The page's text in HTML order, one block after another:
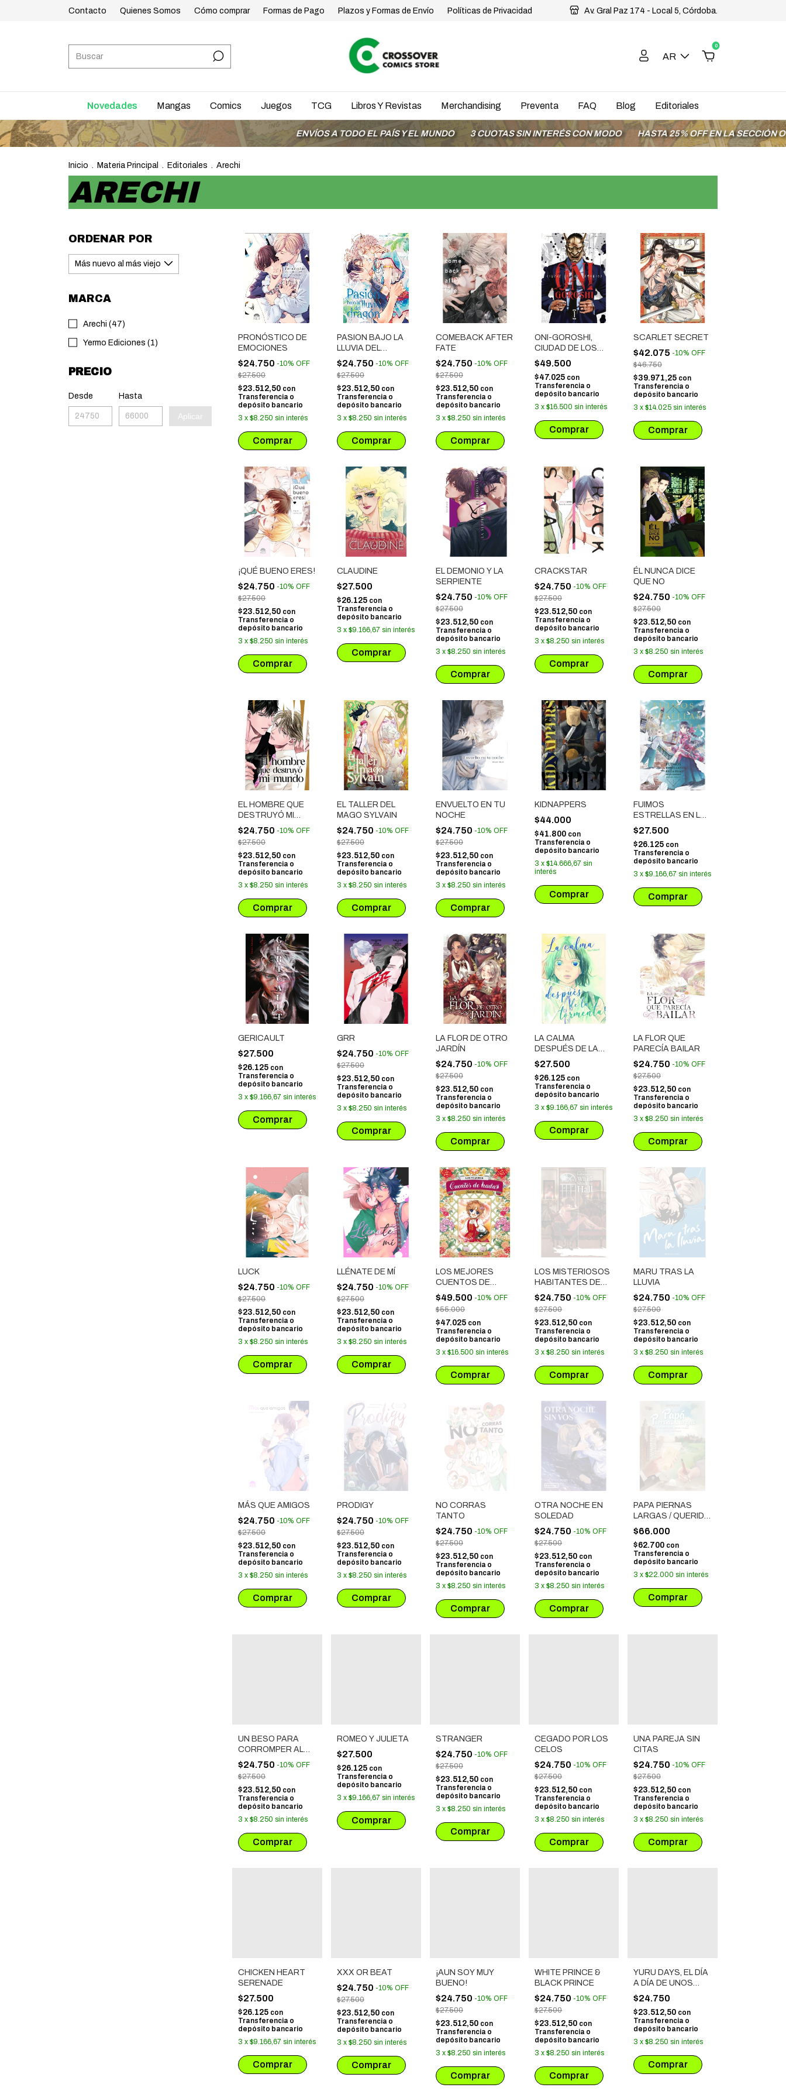
Contacto Quienes Somos Cómo comprar Formas de Pago Plazos y Formas de Envío Políticas de Privacidad Av. Gral Paz 174 - Local 5, Córdoba.
AR
0
Novedades Mangas Comics Juegos TCG Libros Y Revistas Merchandising Preventa FAQ Blog Editoriales
ENVÍOS A TODO EL PAÍS Y EL MUNDO 3 CUOTAS SIN INTERÉS CON MODO HASTA 25% OFF EN LA SECCIÓN OFERTAS
Inicio . Materia Principal . Editoriales . Arechi
ARECHI
ORDENAR POR
MARCA
Arechi (47)
Yermo Ediciones (1)
PRECIO
Desde Hasta
Aplicar
PRONÓSTICO DE
EMOCIONES
$24.750 -10% OFF
$27.500
$23.512,50 con
Transferencia o
depósito bancario
3 x $8.250 sin interés
PASION BAJO LA
LLUVIA DEL
DRAGON
$24.750 -10% OFF
$27.500
$23.512,50 con
Transferencia o
depósito bancario
3 x $8.250 sin interés
COMEBACK AFTER
FATE
$24.750 -10% OFF
$27.500
$23.512,50 con
Transferencia o
depósito bancario
3 x $8.250 sin interés
ONI-GOROSHI,
CIUDAD DE LOS
DEMONIOS # 01
$49.500
$47.025 con
Transferencia o
depósito bancario
3 x $16.500 sin interés
SCARLET SECRET
$42.075 -10% OFF
$46.750
$39.971,25 con
Transferencia o
depósito bancario
3 x $14.025 sin interés
¡QUÉ BUENO ERES!
$24.750 -10% OFF
$27.500
$23.512,50 con
Transferencia o
depósito bancario
3 x $8.250 sin interés
CLAUDINE
$27.500
$26.125 con
Transferencia o
depósito bancario
3 x $9.166,67 sin interés
EL DEMONIO Y LA
SERPIENTE
$24.750 -10% OFF
$27.500
$23.512,50 con
Transferencia o
depósito bancario
3 x $8.250 sin interés
CRACKSTAR
$24.750 -10% OFF
$27.500
$23.512,50 con
Transferencia o
depósito bancario
3 x $8.250 sin interés
ÉL NUNCA DICE
QUE NO
$24.750 -10% OFF
$27.500
$23.512,50 con
Transferencia o
depósito bancario
3 x $8.250 sin interés
EL HOMBRE QUE
DESTRUYÓ MI
MUNDO
$24.750 -10% OFF
$27.500
$23.512,50 con
Transferencia o
depósito bancario
3 x $8.250 sin interés
EL TALLER DEL
MAGO SYLVAIN
$24.750 -10% OFF
$27.500
$23.512,50 con
Transferencia o
depósito bancario
3 x $8.250 sin interés
ENVUELTO EN TU
NOCHE
$24.750 -10% OFF
$27.500
$23.512,50 con
Transferencia o
depósito bancario
3 x $8.250 sin interés
KIDNAPPERS
$44.000
$41.800 con
Transferencia o
depósito bancario
3 x $14.666,67 sin
interés
FUIMOS
ESTRELLAS EN LA
ISLA DE LOS
VAMPIROS
$27.500
$26.125 con
Transferencia o
depósito bancario
3 x $9.166,67 sin interés
GERICAULT
$27.500
$26.125 con
Transferencia o
depósito bancario
3 x $9.166,67 sin interés
GRR
$24.750 -10% OFF
$27.500
$23.512,50 con
Transferencia o
depósito bancario
3 x $8.250 sin interés
LA FLOR DE OTRO
JARDÍN
$24.750 -10% OFF
$27.500
$23.512,50 con
Transferencia o
depósito bancario
3 x $8.250 sin interés
LA CALMA
DESPUÉS DE LA
TORMENTA
$27.500
$26.125 con
Transferencia o
depósito bancario
3 x $9.166,67 sin interés
LA FLOR QUE
PARECÍA BAILAR
$24.750 -10% OFF
$27.500
$23.512,50 con
Transferencia o
depósito bancario
3 x $8.250 sin interés
LUCK
$24.750 -10% OFF
$27.500
$23.512,50 con
Transferencia o
depósito bancario
3 x $8.250 sin interés
LLÉNATE DE MÍ
$24.750 -10% OFF
$27.500
$23.512,50 con
Transferencia o
depósito bancario
3 x $8.250 sin interés
LOS MEJORES
CUENTOS DE
HADAS
$49.500 -10% OFF
$55.000
$47.025 con
Transferencia o
depósito bancario
3 x $16.500 sin interés
LOS MISTERIOSOS
HABITANTES DE
WHITE SHADOW
HALL
$24.750 -10% OFF
$27.500
$23.512,50 con
Transferencia o
depósito bancario
3 x $8.250 sin interés
MARU TRAS LA
LLUVIA
$24.750 -10% OFF
$27.500
$23.512,50 con
Transferencia o
depósito bancario
3 x $8.250 sin interés
MÁS QUE AMIGOS
$24.750 -10% OFF
$27.500
$23.512,50 con
Transferencia o
depósito bancario
3 x $8.250 sin interés
PRODIGY
$24.750 -10% OFF
$27.500
$23.512,50 con
Transferencia o
depósito bancario
3 x $8.250 sin interés
NO CORRAS
TANTO
$24.750 -10% OFF
$27.500
$23.512,50 con
Transferencia o
depósito bancario
3 x $8.250 sin interés
OTRA NOCHE EN
SOLEDAD
$24.750 -10% OFF
$27.500
$23.512,50 con
Transferencia o
depósito bancario
3 x $8.250 sin interés
PAPA PIERNAS
LARGAS / QUERIDO
ENEMIGO
$66.000
$62.700 con
Transferencia o
depósito bancario
3 x $22.000 sin interés
UN BESO PARA
CORROMPER AL
INOCENTE
$24.750 -10% OFF
$27.500
$23.512,50 con
Transferencia o
depósito bancario
3 x $8.250 sin interés
ROMEO Y JULIETA
$27.500
$26.125 con
Transferencia o
depósito bancario
3 x $9.166,67 sin interés
STRANGER
$24.750 -10% OFF
$27.500
$23.512,50 con
Transferencia o
depósito bancario
3 x $8.250 sin interés
CEGADO POR LOS
CELOS
$24.750 -10% OFF
$27.500
$23.512,50 con
Transferencia o
depósito bancario
3 x $8.250 sin interés
UNA PAREJA SIN
CITAS
$24.750 -10% OFF
$27.500
$23.512,50 con
Transferencia o
depósito bancario
3 x $8.250 sin interés
CHICKEN HEART
SERENADE
$27.500
$26.125 con
Transferencia o
depósito bancario
3 x $9.166,67 sin interés
XXX OR BEAT
$24.750 -10% OFF
$27.500
$23.512,50 con
Transferencia o
depósito bancario
3 x $8.250 sin interés
¡AUN SOY MUY
BUENO!
$24.750 -10% OFF
$27.500
$23.512,50 con
Transferencia o
depósito bancario
3 x $8.250 sin interés
WHITE PRINCE &
BLACK PRINCE
$24.750 -10% OFF
$27.500
$23.512,50 con
Transferencia o
depósito bancario
3 x $8.250 sin interés
YURU DAYS, EL DÍA
A DÍA DE UNOS
CHICOS CON
PODERES
SOBRENATURALES
# 01
$24.750
$23.512,50 con
Transferencia o
depósito bancario
3 x $8.250 sin interés